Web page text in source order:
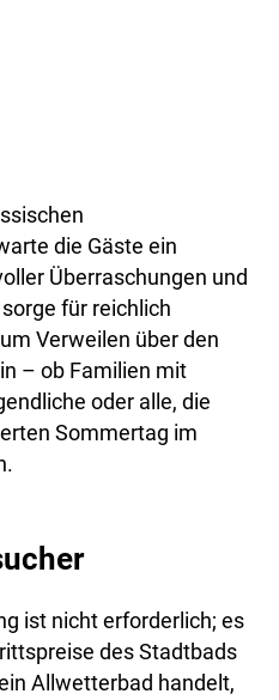
die Gäste ein
Überraschungen und
für reichlich
Verweilen über den
– ob Familien mit
oder alle, die
Sommertag im
ist nicht erforderlich; es
des Stadtbads
Allwetterbad handelt,